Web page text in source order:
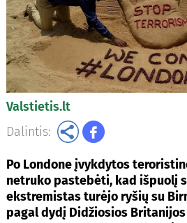
Valstietis.lt
Dalintis:
Po Londone įvykdytos
netruko pastebėti, kad išpuolį
ekstremistas turėjo ryšių su
pagal dydį Didžiosios